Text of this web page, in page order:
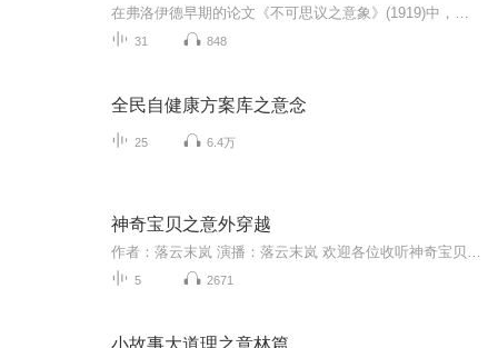
31 848
全民自健康方案库之意念
25 6.4万
神奇宝贝之意外穿越
5 2671
小故事大道理之意林篇